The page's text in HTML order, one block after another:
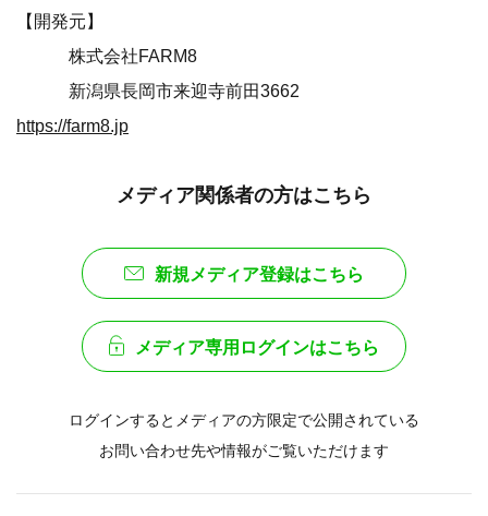
【開発元】
株式会社FARM8
新潟県長岡市来迎寺前田3662
https://farm8.jp
メディア関係者の方はこちら
新規メディア登録はこちら
メディア専用ログインはこちら
ログインするとメディアの方限定で公開されている
お問い合わせ先や情報がご覧いただけます